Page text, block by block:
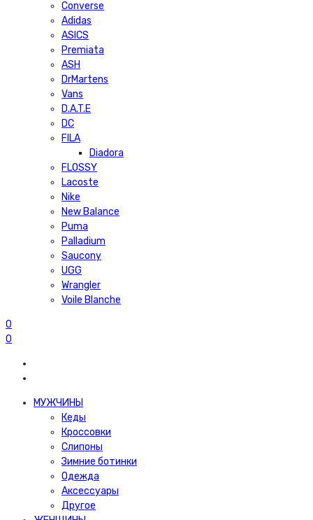
Converse
Adidas
ASICS
Premiata
ASH
DrMartens
Vans
D.A.T.E
DC
FILA
Diadora
FLOSSY
Lacoste
Nike
New Balance
Puma
Palladium
Saucony
UGG
Wrangler
Voile Blanche
0
0
МУЖЧИНЫ
Кеды
Кроссовки
Слипоны
Зимние ботинки
Одежда
Аксессуары
Другое